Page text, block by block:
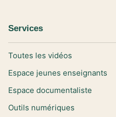
Services
Toutes les vidéos
Espace jeunes enseignants
Espace documentaliste
Outils numériques